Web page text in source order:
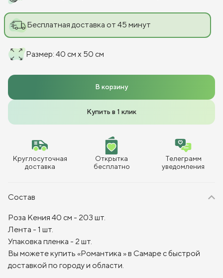
Бесплатная доставка от 45 минут
Размер: 40 см x 50 см
В корзину
Купить в 1 клик
Круглосуточная
доставка
Открытка
бесплатно
Телеграмм
уведомления
Состав
Роза Кения 40 см - 203 шт.
Лента - 1 шт.
Упаковка пленка - 2 шт.
Вы можете купить «Романтика » в Самаре с быстрой
доставкой по городу и области.